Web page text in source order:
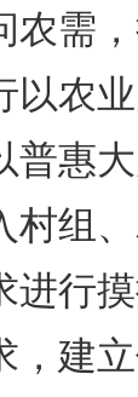
需，
以农
普惠
村组
进行
，建